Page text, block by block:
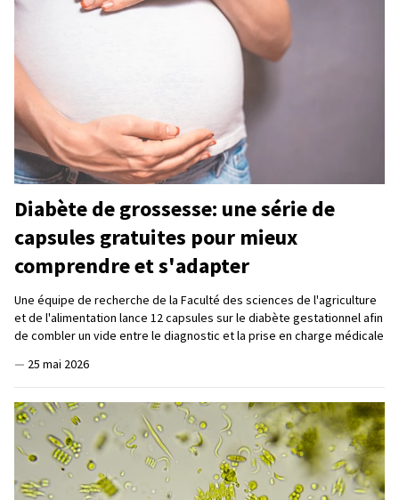
Diabète de grossesse: une série de
capsules gratuites pour mieux
comprendre et s'adapter
Une équipe de recherche de la Faculté des sciences de l'agriculture
et de l'alimentation lance 12 capsules sur le diabète gestationnel afin
de combler un vide entre le diagnostic et la prise en charge médicale
— 25 mai 2026